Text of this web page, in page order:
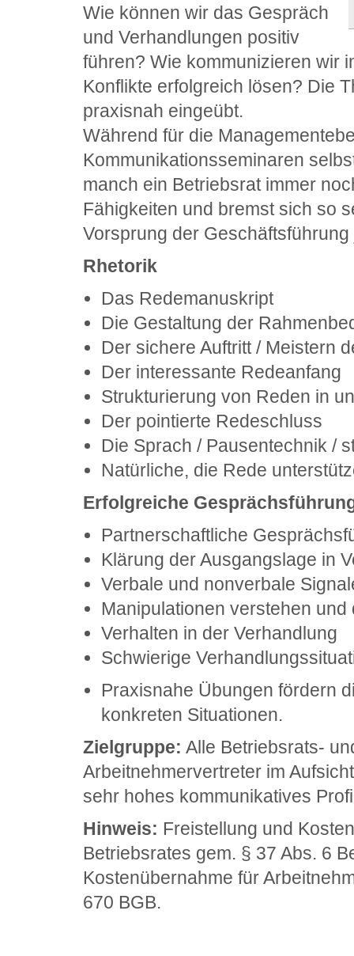
Wie können wir das Gespräch
und Verhandlungen positiv
führen? Wie kommunizieren wir
Konflikte erfolgreich lösen? Die
praxisnah eingeübt.
Während für die
Kommunikationsseminaren
manch ein Betriebsrat immer
Fähigkeiten und bremst sich so
Vorsprung der Geschäftsführung
Rhetorik
Das Redemanuskript
Die Gestaltung der
Der sichere Auftritt / Meistern
Der interessante Redeanfang
Strukturierung von Reden in
Der pointierte Redeschluss
Die Sprach / Pausentechnik /
Natürliche, die Rede
Erfolgreiche
Partnerschaftliche
Klärung der Ausgangslage in
Verbale und nonverbale
Manipulationen verstehen
Verhalten in der Verhandlung
Schwierige
Praxisnahe Übungen fördern
konkreten Situationen.
Zielgruppe: Alle Betriebsrats-
Arbeitnehmervertreter im
sehr hohes kommunikatives
Hinweis: Freistellung und
Betriebsrates gem. § 37 Abs. 6
Kostenübernahme für
670 BGB.